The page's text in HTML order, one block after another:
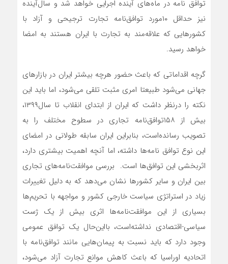
توافق نامه در ماه‌های آینده اجرایی خواهد شد و سال‌آینده
نیز حداقل ۱۰مورد ‌توافق‌نامه تجارت ترجیحی و آزاد با
کشورهایی که علاقه‌مند به تجارت با ایران هستند به امضا
خواهد رسید.
گرچه اقداماتی که باعث حضور هرچه بیشتر ایران در بازارهای
جهانی می‌شود طبیعتا امری مثبت تلقی می‌شود، اما باید این
نکته را درنظر داشت که ایران از ابتدای انقلاب تا سال‌۱۳۹۹،
بیش از ۱۵۸توافق‌نامه تجاری در سطوح مختلف را به
تصویب رسانده‌است، بنابراین ایران سابقه طولانی در امضای
این نوع توافق نامه‌‌‌‌‌ها داشته، اما آنچه اهمیت بیشتری دارد،
اثربخشی این توافق‌ها است. بررسی‌‌‌‌‌ موافقت‌نامه‌‌‌‌‌های تجاری
بین ایران و سایر کشورها نشان می‌دهد که به دلیل تغییرات
زیاد در استراتژی سیاست خارجی کشور و مواجهه با تحریم‌ها
بسیاری از این موافقت‌نامه‌‌‌‌‌ها اثری بیش از یک ژست
سیاسی-اقتصادی نداشته‌است، بااین‌حال یک توافق عمومی
وجود دارد که باید نسبت به پیمان‌‌‌‌‌هایی مانند توافق‌نامه با
اتحادیه اوراسیا که باعث کاهش موانع تجارت آزاد می‌شود،